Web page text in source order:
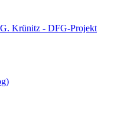
Krünitz - DFG-Projekt